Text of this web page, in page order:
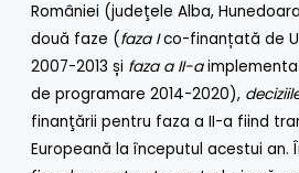
României (judeţele Alba,
două faze (faza Ico-finanțată de
2007-2013 și faza a II-a
de programare 2014-2020),
finanţării pentru faza a II-a fiind
Europeană la începutul acestui an.